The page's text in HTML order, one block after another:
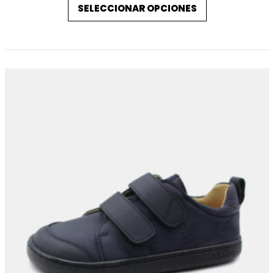
original
era:
actual
es:
SELECCIONAR OPCIONES